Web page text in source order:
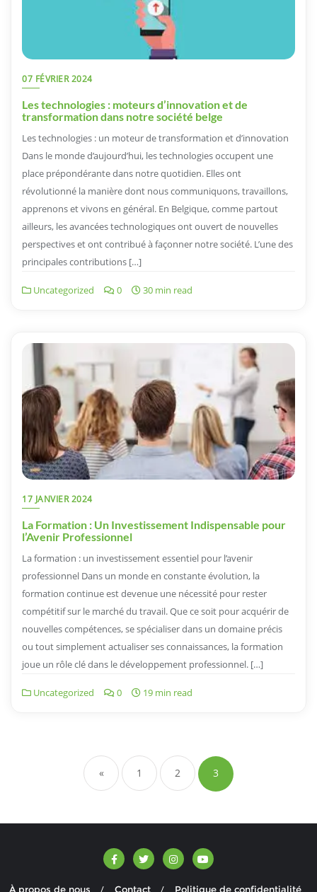
07 FÉVRIER 2024
Les technologies : moteurs d’innovation et de
transformation dans notre société belge
Les technologies : un moteur de transformation et d’innovation
Dans le monde d’aujourd’hui, les technologies occupent une
place prépondérante dans notre quotidien. Elles ont
révolutionné la manière dont nous communiquons, travaillons,
apprenons et vivons en général. En Belgique, comme partout
ailleurs, les avancées technologiques ont ouvert de nouvelles
perspectives et ont contribué à façonner notre société. L’une des
principales contributions […]
Uncategorized 0 30 min read
17 JANVIER 2024
La Formation : Un Investissement Indispensable pour
l’Avenir Professionnel
La formation : un investissement essentiel pour l’avenir
professionnel Dans un monde en constante évolution, la
formation continue est devenue une nécessité pour rester
compétitif sur le marché du travail. Que ce soit pour acquérir de
nouvelles compétences, se spécialiser dans un domaine précis
ou tout simplement actualiser ses connaissances, la formation
joue un rôle clé dans le développement professionnel. […]
Uncategorized 0 19 min read
des
articles
« 1 2 3
À propos de nous Contact Politique de confidentialité